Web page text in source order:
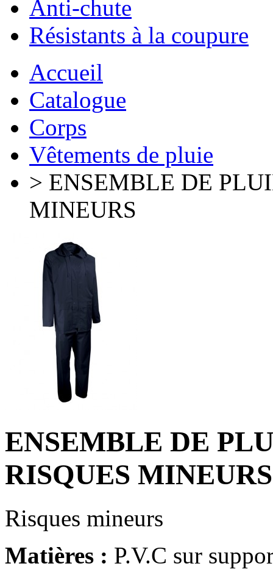
Anti-chute
Résistants à la coupure
Accueil
Catalogue
Corps
Vêtements de pluie
> ENSEMBLE DE
MINEURS
ENSEMBLE DE
RISQUES MINEURS
Risques mineurs
Matières : P.V.C sur